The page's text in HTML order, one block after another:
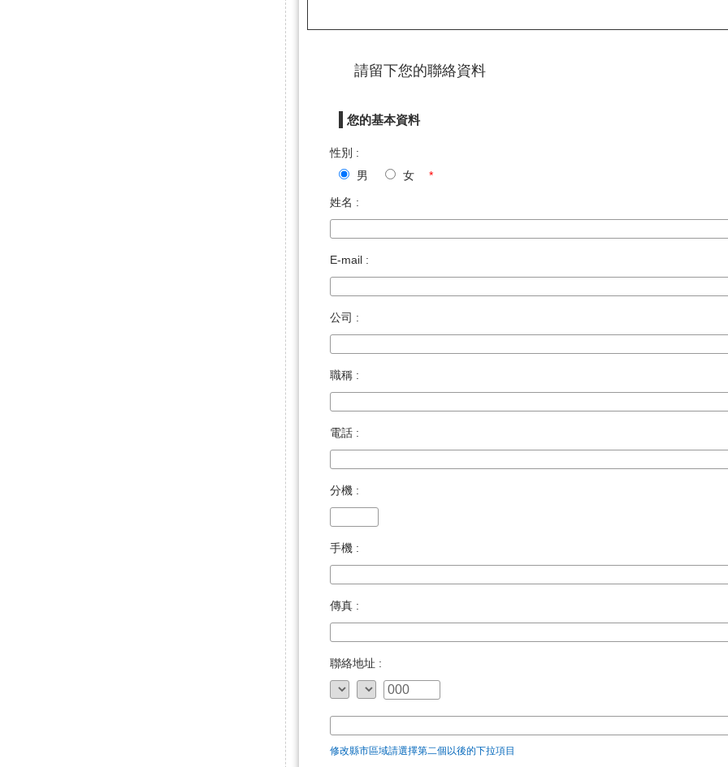
請留下您的聯絡資料
您的基本資料
性別 :
男
女 *
姓名 :
E-mail :
公司 :
職稱 :
電話 :
分機 :
手機 :
傳真 :
聯絡地址 :
修改縣市區域請選擇第二個以後的下拉項目